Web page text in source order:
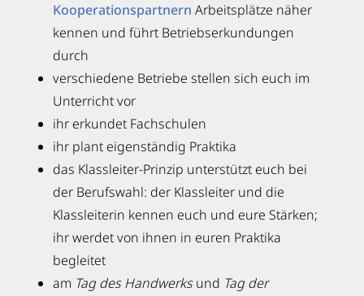
Kooperationspartnern Arbeitsplätze näher
kennen und führt Betriebserkundungen
durch
verschiedene Betriebe stellen sich euch im
Unterricht vor
ihr erkundet Fachschulen
ihr plant eigenständig Praktika
das Klassleiter-Prinzip unterstützt euch bei
der Berufswahl: der Klassleiter und die
Klassleiterin kennen euch und eure Stärken;
ihr werdet von ihnen in euren Praktika
begleitet
am Tag des Handwerksund Tag der